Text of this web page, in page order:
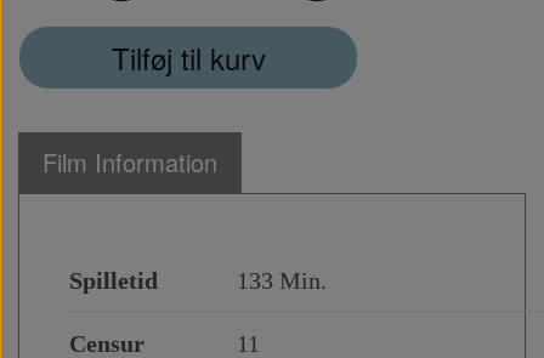
Tilføj til kurv
Film Information
Spilletid 133 Min.
Censur 11